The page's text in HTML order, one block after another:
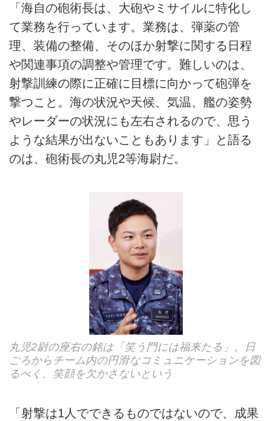
「海自の砲術長は、大砲やミサイルに特化し
て業務を行っています。業務は、弾薬の管
理、装備の整備、そのほか射撃に関する日程
や関連事項の調整や管理です。難しいのは、
射撃訓練の際に正確に目標に向かって砲弾を
撃つこと。海の状況や天候、気温、艦の姿勢
やレーダーの状況にも左右されるので、思う
ような結果が出ないこともあります」と語る
のは、砲術長の丸児2等海尉だ。
丸児2尉の座右の銘は「笑う門には福来たる」。日
ごろからチーム内の円滑なコミュニケーションを図
るべく、笑顔を欠かさないという
「射撃は1人でできるものではないので、成果